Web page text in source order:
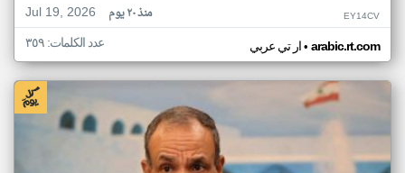
Jul 19, 2026
منذ ٢٠ يوم EY14CV
ار تي عربي• arabic.rt.com عدد الكلمات: ٣٥٩